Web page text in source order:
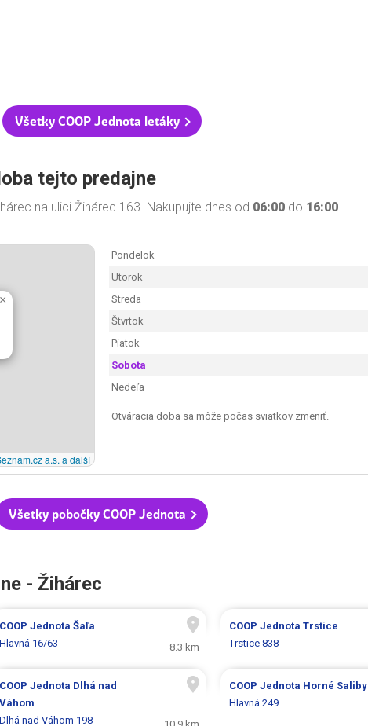
Všetky COOP Jednota letáky
tejto predajne
na ulici Žihárec 163. Nakupujte dnes od 06:00 do 16:00.
×
a.s. a další
Pondelok
Utorok
Streda
Štvrtok
Piatok
Sobota
Nedeľa
Otváracia doba sa môže počas sviatkov zmeniť.
Všetky pobočky COOP Jednota
- Žihárec
COOP Jednota Šaľa
Hlavná 16/63
8.3 km
COOP Jednota Trstice
Trstice 838
COOP Jednota Dlhá nad
Váhom
Dlhá nad Váhom 198
COOP Jednota Horné Saliby
Hlavná 249